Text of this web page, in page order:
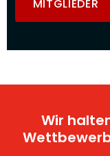
MITGLIEDER
Wir